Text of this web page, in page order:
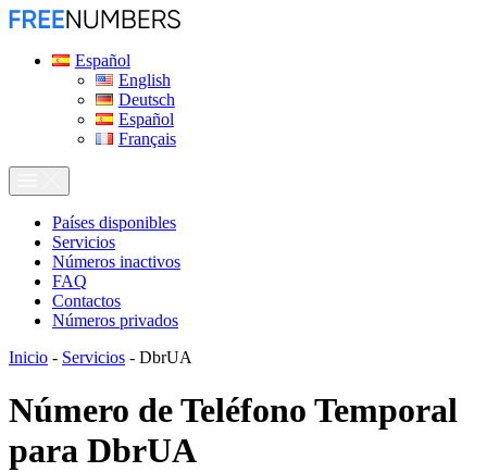
Español
English
Deutsch
Español
Français
Países disponibles
Servicios
Números inactivos
FAQ
Contactos
Números privados
Inicio - Servicios - DbrUA
Número de Teléfono Temporal
para DbrUA